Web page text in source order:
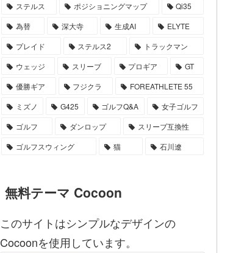
ステルス
ポジショニングマップ
Qi35
為替
深大寺 生成AI
ELYTE
プレイド
ステルス2
トラックマン
ウェッジ
スリーブ プロギア
GT
優勝ギア
フジクラ
FOREATHLETE 55
ミズノ
G425 ゴルフQ&A
女子ゴルフ
ゴルフ
ダンロップ
スリーブ互換性
ゴルフスウィング
猫 石川遼
無料テーマ Cocoon
このサイトはシンプルなデザインの
Cocoonを使用しています。